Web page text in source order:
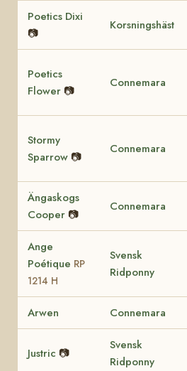
Poetics Dixi
📷
Korsningshäst
Poetics
Flower 📷
Connemara
Stormy
Sparrow 📷
Connemara
Ängaskogs
Cooper 📷
Connemara
Ange
Poétique RP
1214 H
Svensk
Ridponny
Arwen Connemara
Justric 📷
Svensk
Ridponny